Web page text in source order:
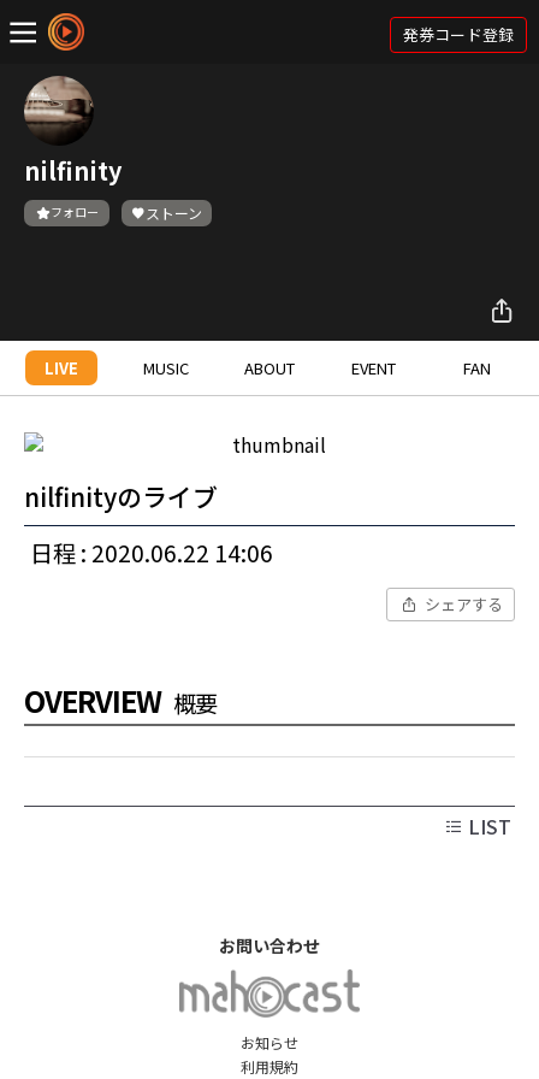
発券コード登録
nilfinity
フォロー ストーン
LIVE MUSIC ABOUT EVENT FAN
nilfinityのライブ
日程 : 2020.06.22 14:06
シェアする
OVERVIEW 概要
LIST
お知らせ
利用規約
お問い合わせ